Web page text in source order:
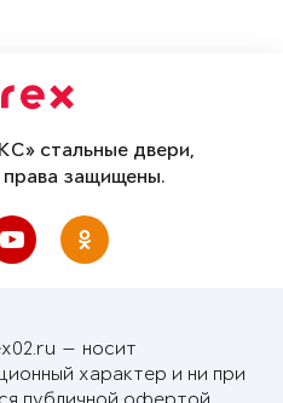
стальные двери,
права защищены.
— носит
характер и ни при